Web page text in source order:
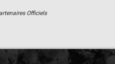
Officiels